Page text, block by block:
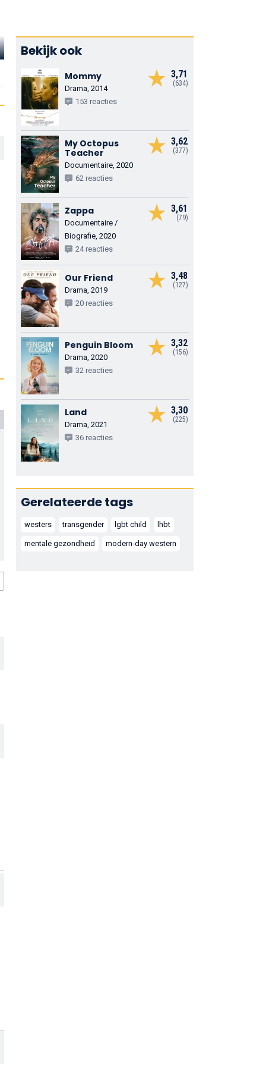
Chris Coy
Bekijk ook
3,71
(634)
Mommy
Drama, 2014
153 reacties
3,62
(377)
My Octopus
Teacher
Documentaire, 2020
62 reacties
3,61
(79)
Zappa
Documentaire /
Biografie, 2020
24 reacties
3,48
(127)
Our Friend
Drama, 2019
20 reacties
3,32
(156)
Penguin Bloom
Drama, 2020
32 reacties
3,30
(225)
Land
Drama, 2021
36 reacties
Gerelateerde tags
westers transgender lgbt child lhbt
mentale gezondheid modern-day western